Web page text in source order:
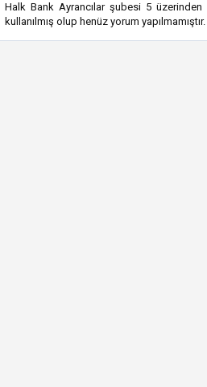
Halk Bank Ayrancılar şubesi 5 üzerinden
kullanılmış olup henüz yorum yapılmamıştır.